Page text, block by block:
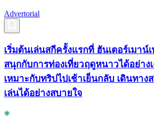
Advertorial
เริ่มต้นเล่นสกีครั้งแรกที่ ฮันเตอร์เมาน์
สนุกกับการท่องเที่ยวฤดูหนาวได้อย่าง
เหมาะกับทริปไปเช้าเย็นกลับ เดินทา
เล่นได้อย่างสบายใจ